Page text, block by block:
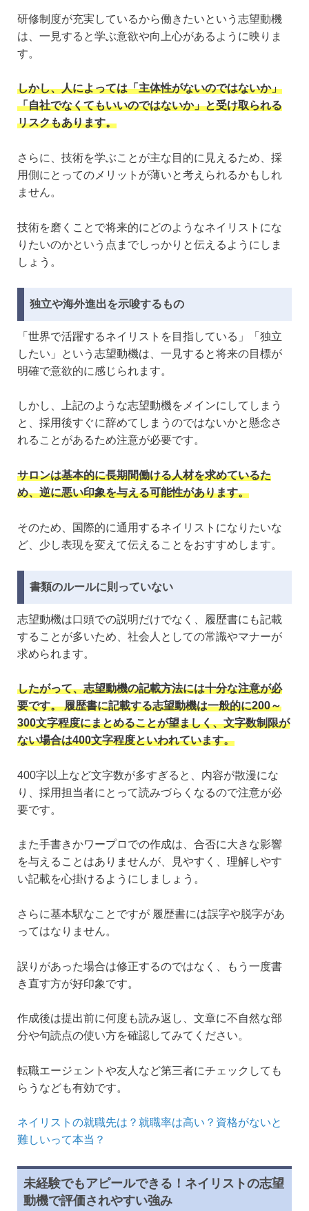
研修制度が充実しているから働きたいという志望動機
は、一見すると学ぶ意欲や向上心があるように映りま
す。
しかし、人によっては「主体性がないのではないか」
「自社でなくてもいいのではないか」と受け取られる
リスクもあります。
さらに、技術を学ぶことが主な目的に見えるため、採
用側にとってのメリットが薄いと考えられるかもしれ
ません。
技術を磨くことで将来的にどのようなネイリストにな
りたいのかという点までしっかりと伝えるようにしま
しょう。
独立や海外進出を示唆するもの
「世界で活躍するネイリストを目指している」「独立
したい」という志望動機は、一見すると将来の目標が
明確で意欲的に感じられます。
しかし、上記のような志望動機をメインにしてしまう
と、採用後すぐに辞めてしまうのではないかと懸念さ
れることがあるため注意が必要です。
サロンは基本的に長期間働ける人材を求めているた
め、逆に悪い印象を与える可能性があります。
そのため、国際的に通用するネイリストになりたいな
ど、少し表現を変えて伝えることをおすすめします。
書類のルールに則っていない
志望動機は口頭での説明だけでなく、履歴書にも記載
することが多いため、社会人としての常識やマナーが
求められます。
したがって、志望動機の記載方法には十分な注意が必
要です。 履歴書に記載する志望動機は一般的に200～
300文字程度にまとめることが望ましく、文字数制限が
ない場合は400文字程度といわれています。
400字以上など文字数が多すぎると、内容が散漫にな
り、採用担当者にとって読みづらくなるので注意が必
要です。
また手書きかワープロでの作成は、合否に大きな影響
を与えることはありませんが、見やすく、理解しやす
い記載を心掛けるようにしましょう。
さらに基本駅なことですが 履歴書には誤字や脱字があ
ってはなりません。
誤りがあった場合は修正するのではなく、もう一度書
き直す方が好印象です。
作成後は提出前に何度も読み返し、文章に不自然な部
分や句読点の使い方を確認してみてください。
転職エージェントや友人など第三者にチェックしても
らうなども有効です。
ネイリストの就職先は？就職率は高い？資格がないと
難しいって本当？
未経験でもアピールできる！ネイリストの志望
動機で評価されやすい強み